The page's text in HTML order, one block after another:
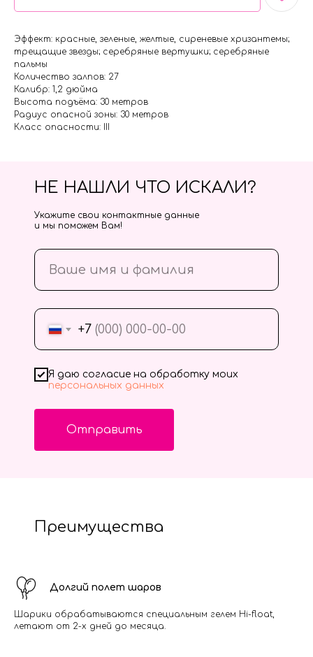
Эффект: красные, зеленые, желтые, сиреневые хризантемы;
трещащие звезды; серебряные вертушки; серебряные
пальмы
Количество залпов: 27
Калибр: 1,2 дюйма
Высота подъёма: 30 метров
Радиус опасной зоны: 30 метров
Класс опасности: III
+7
Я даю согласие на обработку моих
персональных данных
Отправить
НЕ НАШЛИ ЧТО ИСКАЛИ?
Укажите свои контактные данные
и мы поможем Вам!
Преимущества
Долгий полет шаров
Шарики обрабатываются специальным гелем Hi-float,
летают от 2-х дней до месяца.